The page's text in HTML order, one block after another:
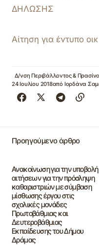
ΔΗΛΩΣΗΣ
Αίτηση για έντυπο
Δ/νση Περιβάλλοντος &
24 Ιουλίου 2018από Ιορδάνα
Προηγούμενο άρθρο
Ανακοίνωση για την υποβολή
αιτήσεων για την πρόσληψη
καθαριστριών με σύμβαση
μίσθωσης έργου στις
σχολικές μονάδες
Πρωτοβάθμιας και
Δευτεροβάθμιας
Εκπαίδευσης του Δήμου
Δράμας